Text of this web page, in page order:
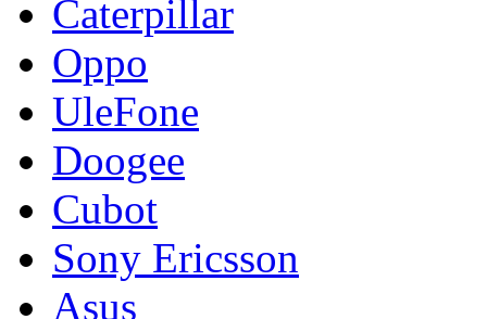
Caterpillar
Oppo
UleFone
Doogee
Cubot
Sony Ericsson
Asus